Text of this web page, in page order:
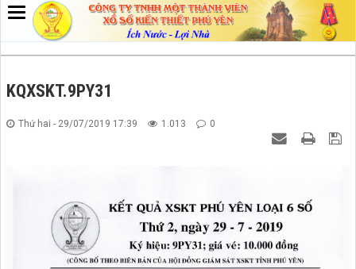
KQXSKT.9PY31
Thứ hai - 29/07/2019 17:39 1.013 0